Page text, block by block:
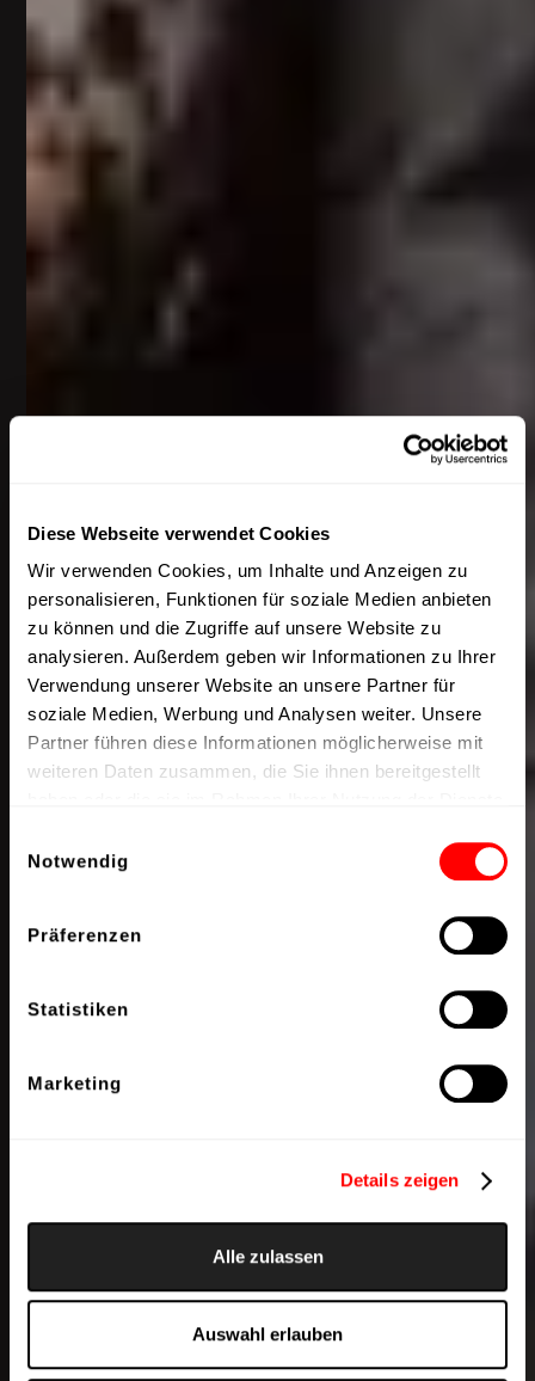
Diese Webseite verwendet Cookies
Wir verwenden Cookies, um Inhalte und Anzeigen zu
personalisieren, Funktionen für soziale Medien anbieten
zu können und die Zugriffe auf unsere Website zu
analysieren. Außerdem geben wir Informationen zu Ihrer
Verwendung unserer Website an unsere Partner für
soziale Medien, Werbung und Analysen weiter. Unsere
Partner führen diese Informationen möglicherweise mit
weiteren Daten zusammen, die Sie ihnen bereitgestellt
Notwendig
Präferenzen
Statistiken
Marketing
Details zeigen
Alle zulassen
Auswahl erlauben